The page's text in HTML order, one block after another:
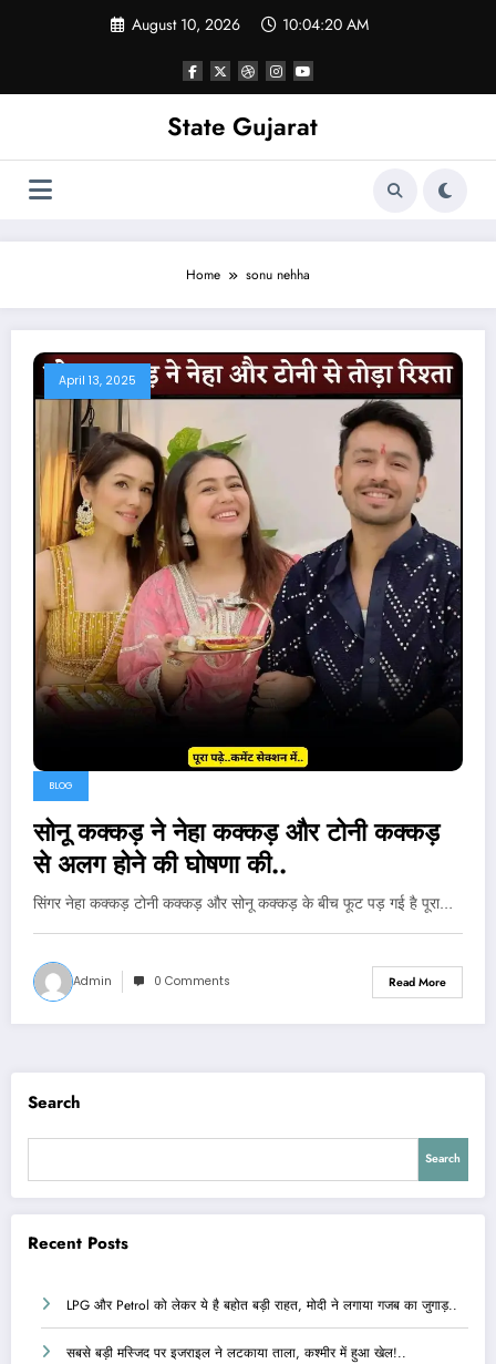
August 10, 2026 10:04:21 AM
State Gujarat
Home sonu nehha
April 13, 2025
BLOG
सोनू कक्कड़ ने नेहा कक्कड़ और टोनी कक्कड़
से अलग होने की घोषणा की..
सिंगर नेहा कक्कड़ टोनी कक्कड़ और सोनू कक्कड़ के बीच फूट पड़ गई है पूरा…
Admin 0 Comments Read More
Search
Search
Recent Posts
LPG और Petrol को लेकर ये है बहोत बड़ी राहत, मोदी ने लगाया गजब का जुगाड़..
सबसे बड़ी मस्जिद पर इजराइल ने लटकाया ताला, कश्मीर में हुआ खेल!..